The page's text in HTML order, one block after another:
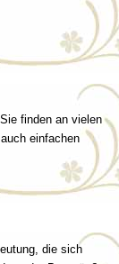
finden an vielen
einfachen
die sich